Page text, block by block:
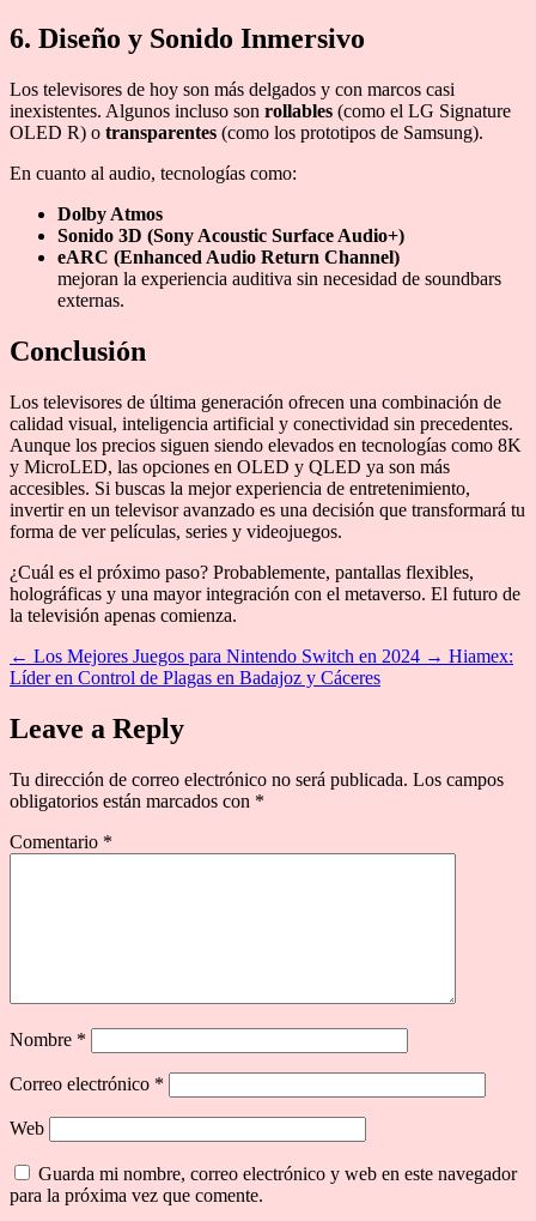
6. Diseño y Sonido Inmersivo
Los televisores de hoy son más delgados y con marcos casi
inexistentes. Algunos incluso son rollables (como el LG Signature
OLED R) o transparentes (como los prototipos de Samsung).
En cuanto al audio, tecnologías como:
Dolby Atmos
Sonido 3D (Sony Acoustic Surface Audio+)
eARC (Enhanced Audio Return Channel)
mejoran la experiencia auditiva sin necesidad de soundbars
externas.
Conclusión
Los televisores de última generación ofrecen una combinación de
calidad visual, inteligencia artificial y conectividad sin precedentes.
Aunque los precios siguen siendo elevados en tecnologías como 8K
y MicroLED, las opciones en OLED y QLED ya son más
accesibles. Si buscas la mejor experiencia de entretenimiento,
invertir en un televisor avanzado es una decisión que transformará tu
forma de ver películas, series y videojuegos.
¿Cuál es el próximo paso? Probablemente, pantallas flexibles,
holográficas y una mayor integración con el metaverso. El futuro de
la televisión apenas comienza.
← Los Mejores Juegos para Nintendo Switch en 2024 → Hiamex:
Líder en Control de Plagas en Badajoz y Cáceres
Leave a Reply
Tu dirección de correo electrónico no será publicada. Los campos
obligatorios están marcados con *
Comentario *
Nombre *
Correo electrónico *
Web
Guarda mi nombre, correo electrónico y web en este navegador
para la próxima vez que comente.